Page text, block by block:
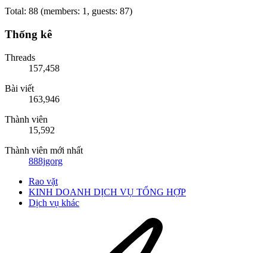
Total: 88 (members: 1, guests: 87)
Thống kê
Threads
157,458
Bài viết
163,946
Thành viên
15,592
Thành viên mới nhất
888jgorg
Rao vặt
KINH DOANH DỊCH VỤ TỔNG HỢP
Dịch vụ khác